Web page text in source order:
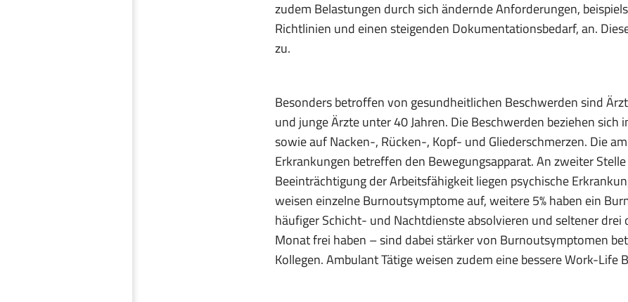
zudem Belastungen durch sich ändernde Anforderungen,
Richtlinien und einen steigenden Dokumentationsbedarf, an.
zu.
Besonders betroffen von gesundheitlichen Beschwerden sind
und junge Ärzte unter 40 Jahren. Die Beschwerden beziehen sich
sowie auf Nacken-, Rücken-, Kopf- und Gliederschmerzen. Die
Erkrankungen betreffen den Bewegungsapparat. An zweiter
Beeinträchtigung der Arbeitsfähigkeit liegen psychische
weisen einzelne Burnoutsymptome auf, weitere 5% haben ein
häufiger Schicht- und Nachtdienste absolvieren und seltener
Monat frei haben – sind dabei stärker von Burnoutsymptomen
Kollegen. Ambulant Tätige weisen zudem eine bessere Work-Life